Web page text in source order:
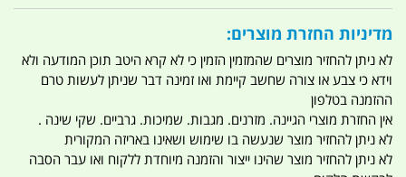
מדיניות החזרת מוצרים:
לא ניתן להחזיר מוצרים שהמזמין הזמין כי לא קרא היטב תוכן המודעה ולא
וידא כי צבע או צורה שחשב קיימת ואו זמינה דבר שניתן לעשות טרם
ההזמנה בטלפון
אין החזרת מוצרי הגיינה. מזרנים. מגבות. שמיכות. גרביים. שקי שינה .
לא ניתן להחזיר מוצר שנעשה בו שימוש ושאינו באריזה המקורית
לא ניתן להחזיר מוצר שהינו ייצור והזמנה מיוחדת ללקוח ואו עבר הסבה